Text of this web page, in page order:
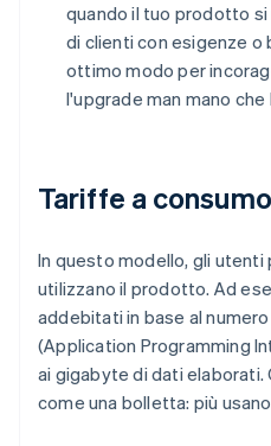
quando il tuo prodotto
di clienti con esigenze o
ottimo modo per
l'upgrade man mano
Tariffe a consumo
In questo modello, gli utenti
utilizzano il prodotto. Ad
addebitati in base al
(Application Programming
ai gigabyte di dati
come una bolletta: più